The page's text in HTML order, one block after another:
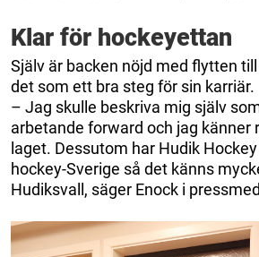
Klar för hockeyettan
Själv är backen nöjd med flytten
det som ett bra steg för sin karriär.
– Jag skulle beskriva mig själv
arbetande forward och jag känner
laget. Dessutom har Hudik
hockey-Sverige så det känns
Hudiksvall, säger Enock i